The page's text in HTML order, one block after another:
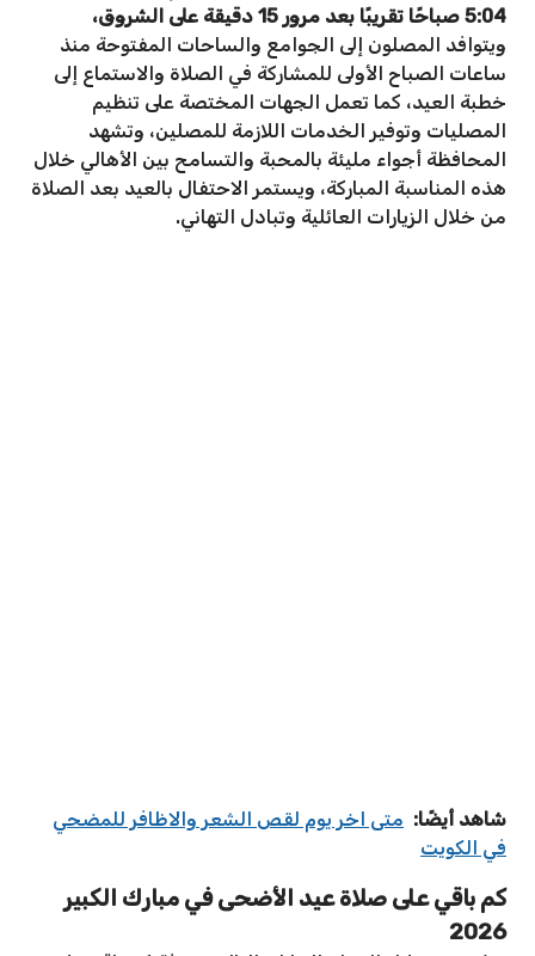
5:04 صباحًا تقريبًا بعد مرور 15 دقيقة على الشروق،
ويتوافد المصلون إلى الجوامع والساحات المفتوحة منذ
ساعات الصباح الأولى للمشاركة في الصلاة والاستماع إلى
خطبة العيد، كما تعمل الجهات المختصة على تنظيم
المصليات وتوفير الخدمات اللازمة للمصلين، وتشهد
المحافظة أجواء مليئة بالمحبة والتسامح بين الأهالي خلال
هذه المناسبة المباركة، ويستمر الاحتفال بالعيد بعد الصلاة
من خلال الزيارات العائلية وتبادل التهاني.
شاهد أيضًا: متى اخر يوم لقص الشعر والاظافر للمضحي
في الكويت
كم باقي على صلاة عيد الأضحى في مبارك الكبير
2026